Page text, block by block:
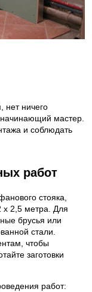
нет ничего
мастер.
и соблюдать
работ
стояка,
х 2,5 метра. Для
брусья или
стали.
чтобы
заготовки
работ: